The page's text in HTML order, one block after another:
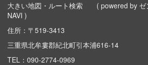
大きい地図・ルート検索
( powered by ゼ
NAVI )
住所：〒519-3413
三重県北牟婁郡紀北町引本浦616-14
TEL： 090-2774-0969